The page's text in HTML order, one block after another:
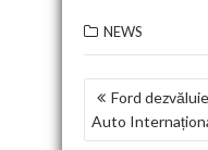
NEWS
NAVIGARE
ÎN
Ford
Auto